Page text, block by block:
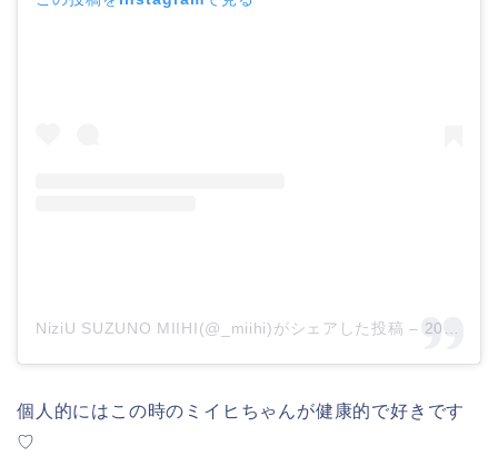
NiziU SUZUNO MIIHI(@_miihi)がシェアした投稿 – 2020年 4月月14日午前1時18分PDT
個人的にはこの時のミイヒちゃんが健康的で好きです
♡